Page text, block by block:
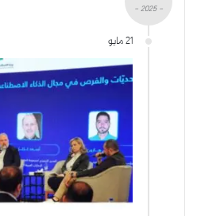
- 2025 -
21 مايو